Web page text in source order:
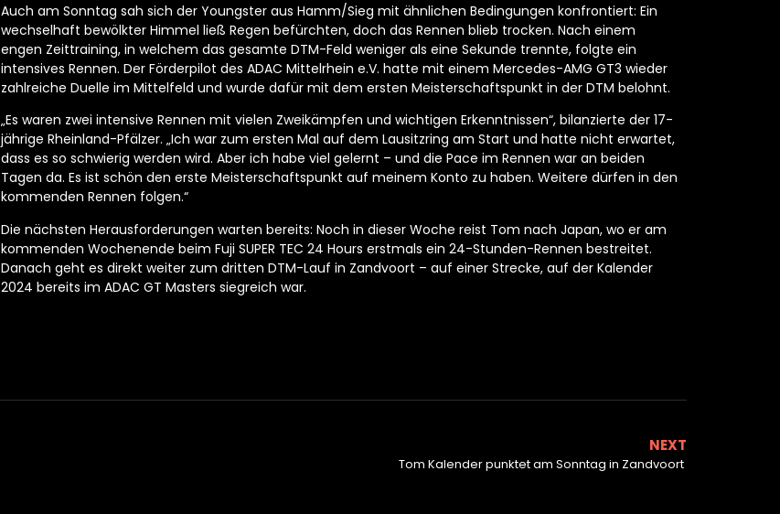
Auch am Sonntag sah sich der Youngster aus Hamm/Sieg mit ähnlichen Bedingungen konfrontiert: Ein
wechselhaft bewölkter Himmel ließ Regen befürchten, doch das Rennen blieb trocken. Nach einem
engen Zeittraining, in welchem das gesamte DTM-Feld weniger als eine Sekunde trennte, folgte ein
intensives Rennen. Der Förderpilot des ADAC Mittelrhein e.V. hatte mit einem Mercedes-AMG GT3 wieder
zahlreiche Duelle im Mittelfeld und wurde dafür mit dem ersten Meisterschaftspunkt in der DTM belohnt.
„Es waren zwei intensive Rennen mit vielen Zweikämpfen und wichtigen Erkenntnissen“, bilanzierte der 17-
jährige Rheinland-Pfälzer. „Ich war zum ersten Mal auf dem Lausitzring am Start und hatte nicht erwartet,
dass es so schwierig werden wird. Aber ich habe viel gelernt – und die Pace im Rennen war an beiden
Tagen da. Es ist schön den erste Meisterschaftspunkt auf meinem Konto zu haben. Weitere dürfen in den
kommenden Rennen folgen.“
Die nächsten Herausforderungen warten bereits: Noch in dieser Woche reist Tom nach Japan, wo er am
kommenden Wochenende beim Fuji SUPER TEC 24 Hours erstmals ein 24-Stunden-Rennen bestreitet.
Danach geht es direkt weiter zum dritten DTM-Lauf in Zandvoort – auf einer Strecke, auf der Kalender
2024 bereits im ADAC GT Masters siegreich war.
NEXT
Tom Kalender punktet am Sonntag in Zandvoort